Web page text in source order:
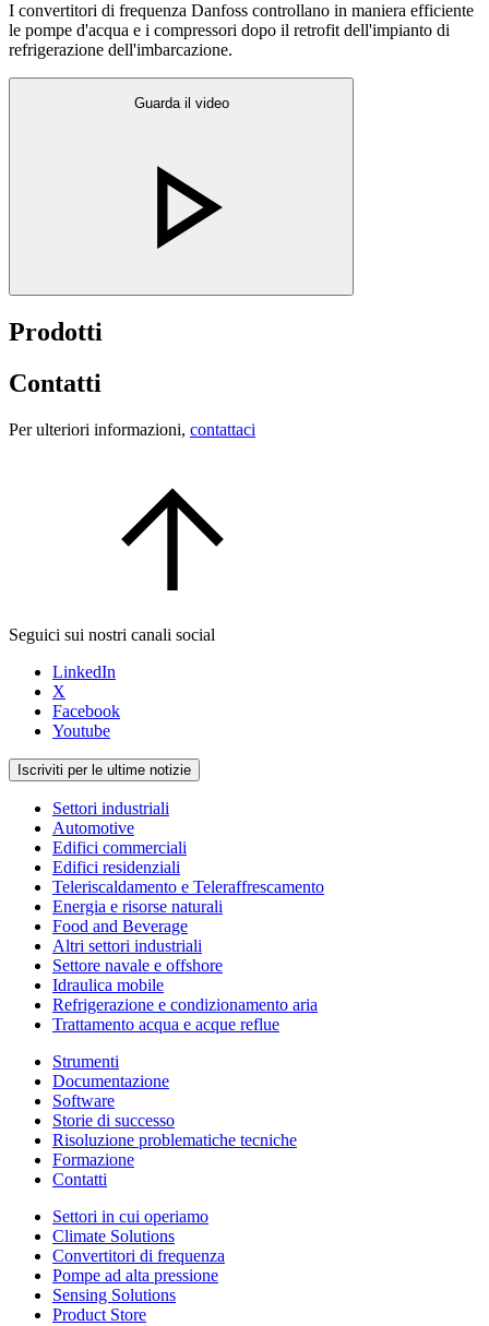
I convertitori di frequenza Danfoss controllano in maniera efficiente
le pompe d'acqua e i compressori dopo il retrofit dell'impianto di
refrigerazione dell'imbarcazione.
Guarda il video
Prodotti
Contatti
Per ulteriori informazioni, contattaci
Seguici sui nostri canali social
LinkedIn
X
Facebook
Youtube
Iscriviti per le ultime notizie
Settori industriali
Automotive
Edifici commerciali
Edifici residenziali
Teleriscaldamento e Teleraffrescamento
Energia e risorse naturali
Food and Beverage
Altri settori industriali
Settore navale e offshore
Idraulica mobile
Refrigerazione e condizionamento aria
Trattamento acqua e acque reflue
Strumenti
Documentazione
Software
Storie di successo
Risoluzione problematiche tecniche
Formazione
Contatti
Settori in cui operiamo
Climate Solutions
Convertitori di frequenza
Pompe ad alta pressione
Sensing Solutions
Product Store